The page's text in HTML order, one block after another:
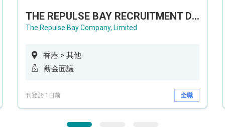
THE REPULSE BAY RECRUITMENT DAY 淺水灣影灣園人才招聘會
The Repulse Bay Company, Limited
香港 > 其他
薪金面議
刊登於 1日前 全職